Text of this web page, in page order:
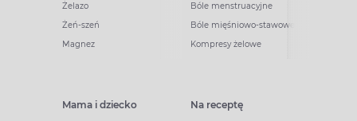
Żelazo
Żeń-szeń
Magnez
Bóle menstruacyjne
Bóle mięśniowo-stawowe
Kompresy żelowe
Mama i dziecko Na receptę